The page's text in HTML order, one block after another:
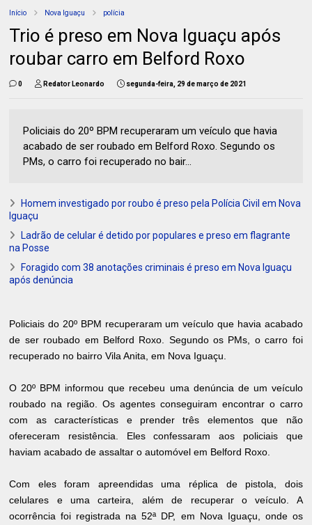
Início Nova Iguaçu polícia
Trio é preso em Nova Iguaçu após
roubar carro em Belford Roxo
0 Redator Leonardo segunda-feira, 29 de março de 2021
Policiais do 20º BPM recuperaram um veículo que havia
acabado de ser roubado em Belford Roxo. Segundo os
PMs, o carro foi recuperado no bair...
Homem investigado por roubo é preso pela Polícia Civil em Nova
Iguaçu
Ladrão de celular é detido por populares e preso em flagrante
na Posse
Foragido com 38 anotações criminais é preso em Nova Iguaçu
após denúncia
Policiais do 20º BPM recuperaram um veículo que havia acabado
de ser roubado em Belford Roxo. Segundo os PMs, o carro foi
recuperado no bairro Vila Anita, em Nova Iguaçu.
O 20º BPM informou que recebeu uma denúncia de um veículo
roubado na região. Os agentes conseguiram encontrar o carro
com as características e prender três elementos que não
ofereceram resistência. Eles confessaram aos policiais que
haviam acabado de assaltar o automóvel em Belford Roxo.
Com eles foram apreendidas uma réplica de pistola, dois
celulares e uma carteira, além de recuperar o veículo. A
ocorrência foi registrada na 52ª DP, em Nova Iguaçu, onde os